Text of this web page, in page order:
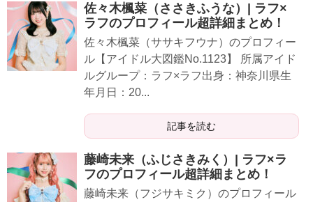
佐々木楓菜（ささきふうな）| ラフ×
ラフのプロフィール超詳細まとめ！
佐々木楓菜（ササキフウナ）のプロフィー
ル【アイドル大図鑑No.1123】 所属アイド
ルグループ：ラフ×ラフ出身：神奈川県生
年月日：20...
記事を読む
藤崎未来（ふじさきみく）| ラフ×ラ
フのプロフィール超詳細まとめ！
藤崎未来（フジサキミク）のプロフィール